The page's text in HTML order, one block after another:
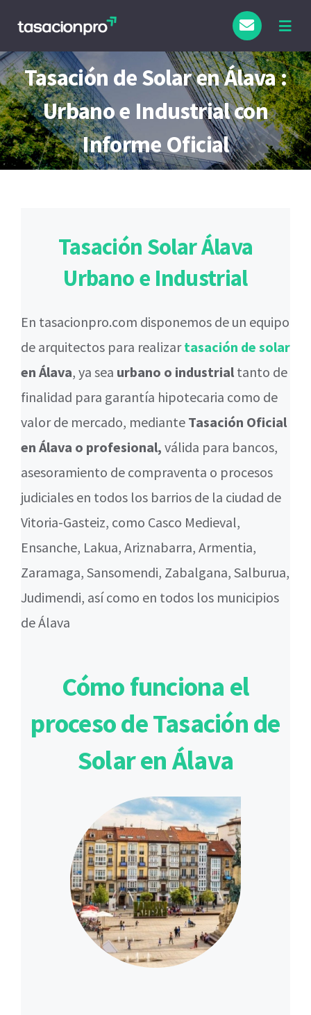
contenido
Tipo de Inmueble
Finalidad
Blog
Tasación de Solar en Álava :
Urbano e Industrial con
Informe Oficial
Tasación Solar Álava
Urbano e Industrial
En tasacionpro.com disponemos de un equipo
de arquitectos para realizartasación de solar
en Álava, ya sea urbano o industrial tanto de
finalidad para garantía hipotecaria como de
valor de mercado, mediante Tasación Oficial
en Álava o profesional, válida para bancos,
asesoramiento de compraventa o procesos
judiciales en todos los barrios de la ciudad de
Vitoria-Gasteiz, como Casco Medieval,
Ensanche, Lakua, Ariznabarra, Armentia,
Zaramaga, Sansomendi, Zabalgana, Salburua,
Judimendi, así como en todos los municipios
de Álava
Cómo funciona el
proceso de Tasación de
Solar en Álava